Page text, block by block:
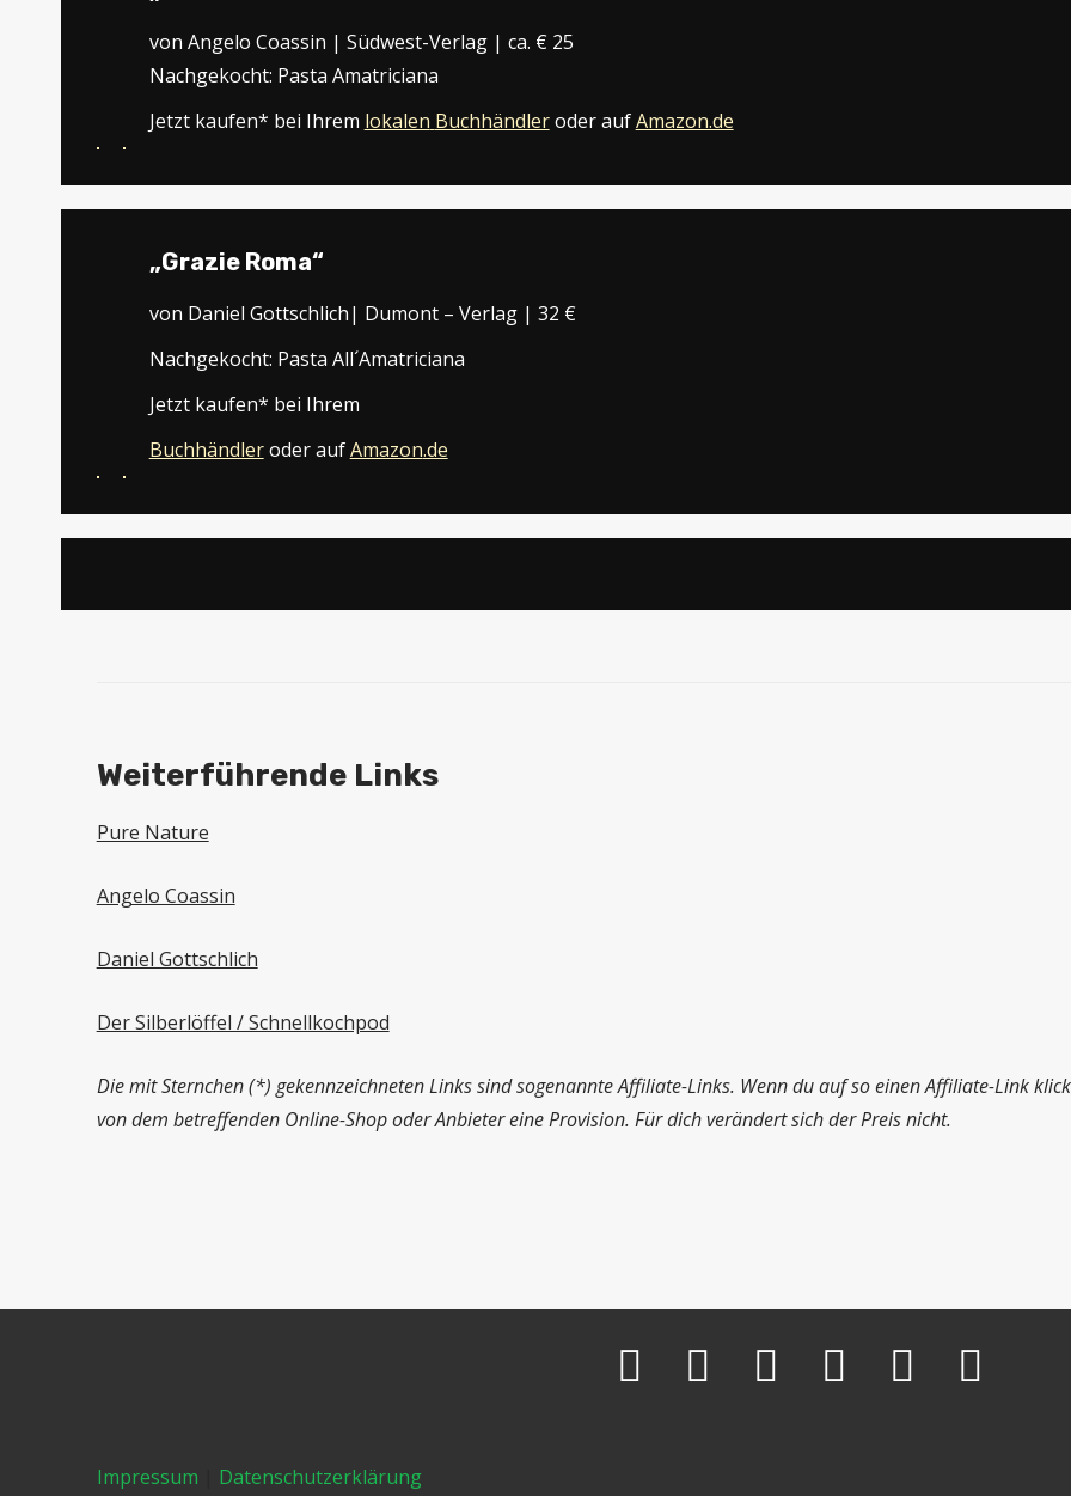
von Angelo Coassin | Südwest-Verlag | ca. € 25
Nachgekocht: Pasta Amatriciana
Jetzt kaufen* bei Ihrem lokalen Buchhändleroder aufAmazon.de
„Grazie Roma“
von Daniel Gottschlich| Dumont – Verlag | 32 €
Nachgekocht: Pasta All´Amatriciana
Jetzt kaufen* bei Ihrem
Buchhändleroder aufAmazon.de
Weiterführende Links
Pure Nature
Angelo Coassin
Daniel Gottschlich
Der Silberlöffel / Schnellkochpod
Die mit Sternchen (*) gekennzeichneten Links sind sogenannte Affiliate-Links. Wenn du auf so einen Affiliate-Link
von dem betreffenden Online-Shop oder Anbieter eine Provision. Für dich verändert sich der Preis nicht.
Impressum Datenschutzerklärung